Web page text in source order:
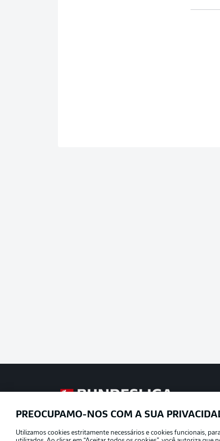
Football as it’s meant to be
Oferecido por
PREOCUPAMO-NOS COM A SUA
Utilizamos cookies estritamente necessários e cookies funcionais,